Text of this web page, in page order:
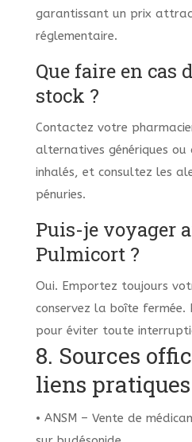
garantissant un prix
réglementaire.
Que faire en cas
stock ?
Contactez votre
alternatives génériques
inhalés, et consultez les
pénuries.
Puis-je voyager
Pulmicort ?
Oui. Emportez toujours
conservez la boîte fermée.
pour éviter toute
8. Sources
liens pratiques
• ANSM – Vente de